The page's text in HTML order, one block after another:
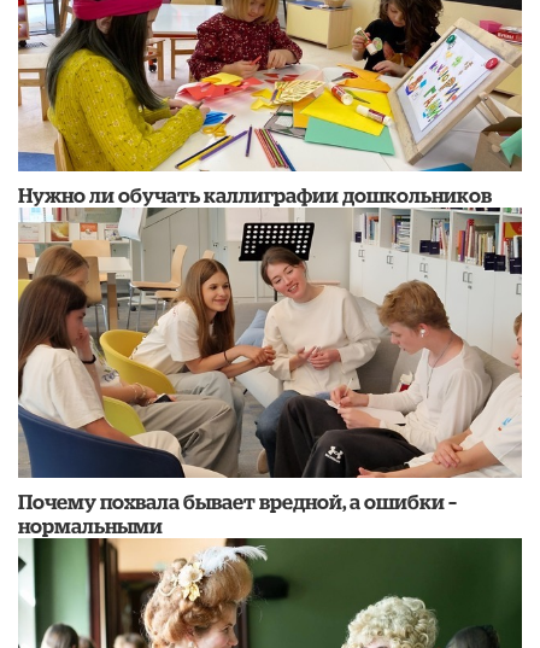
Нужно ли обучать каллиграфии дошкольников
​Почему похвала бывает вредной, а ошибки –
нормальными